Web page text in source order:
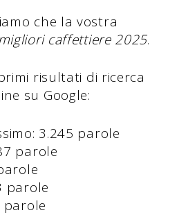
che la vostra
caffettiere 2025.
risultati di ricerca
su Google:
3.245 parole
parole
parole
parole